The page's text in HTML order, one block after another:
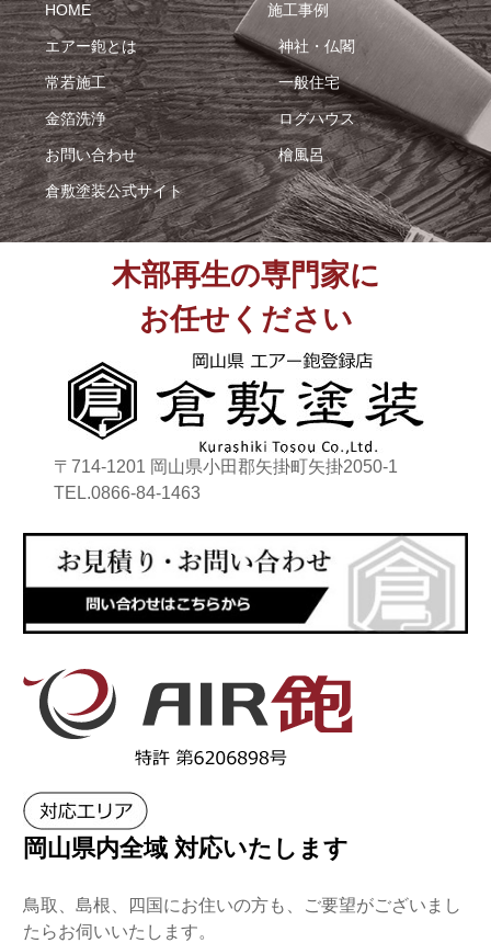
HOME
エアー鉋とは
常若施工
金箔洗浄
お問い合わせ
倉敷塗装公式サイト
施工事例
神社・仏閣
一般住宅
ログハウス
檜風呂
木部再生の専門家に
お任せください
〒714-1201 岡山県小田郡矢掛町矢掛2050-1
TEL.0866-84-1463
岡山県内全域 対応いたします
鳥取、島根、四国にお住いの方も、ご要望がございまし
たらお伺いいたします。